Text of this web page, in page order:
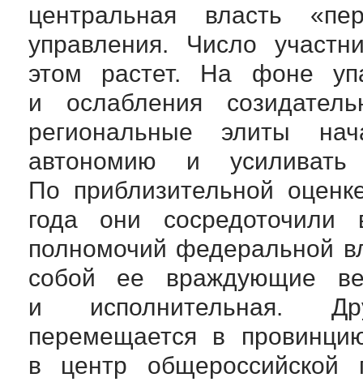
центральная власть
управления. Число
этом растет. На фоне
и ослабления
региональные элиты
автономию и
По приблизительной
года они
полномочий федеральной
собой ее враждующие
и исполнительная.
перемещается в
в центр общероссийской